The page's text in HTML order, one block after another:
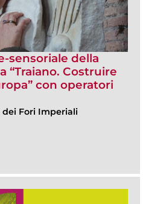
sensoriale della
“Traiano. Costruire
con operatori
dei Fori Imperiali